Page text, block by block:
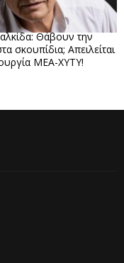
Θάβουν την
σκουπίδια; Απειλείται
ΜΕΑ-ΧΥΤΥ!